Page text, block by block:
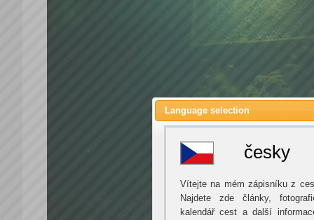
Language selection
česky
Vítejte na mém zápisníku z
Najdete zde články,
kalendář cest a další